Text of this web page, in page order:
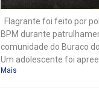
Flagrante foi feito por
BPM durante
comunidade do Buraco
Um adolescente foi
Mais